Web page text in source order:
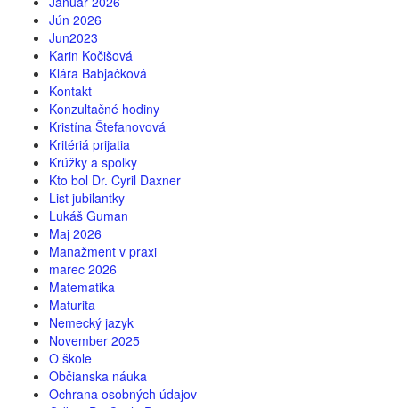
Jún 2026
Jun2023
Karin Kočišová
Klára Babjačková
Kontakt
Konzultačné hodiny
Kristína Štefanovová
Kritériá prijatia
Krúžky a spolky
Kto bol Dr. Cyril Daxner
List jubilantky
Lukáš Guman
Maj 2026
Manažment v praxi
marec 2026
Matematika
Maturita
Nemecký jazyk
November 2025
O škole
Občianska náuka
Ochrana osobných údajov